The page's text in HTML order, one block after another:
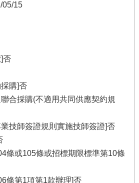
05/15
否
購]否
合採購(不適用共同供應契約規
技師簽證規則實施技師簽證]否
條或105條或招標期限標準第10條
條第1項第1款辦理]否